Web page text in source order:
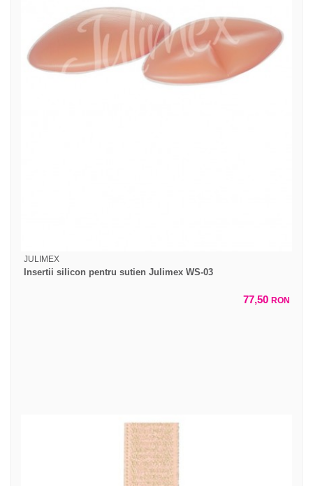
JULIMEX
Insertii silicon pentru sutien Julimex WS-03
77,50 RON